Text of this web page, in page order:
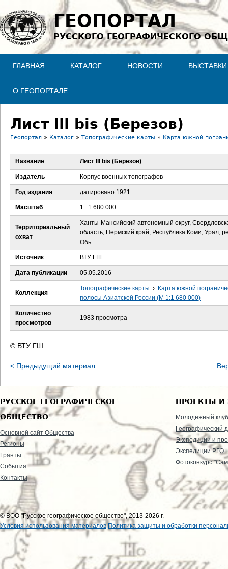
Jump to navigation
ГЕОПОРТАЛ
РУССКОГО ГЕОГРАФИЧЕСКОГО
ГЛАВНАЯ КАТАЛОГ НОВОСТИ ВЫСТАВКИ
О ГЕОПОРТАЛЕ
Лист III bis (Березов)
В
ы
д
е
с
ь
Геопортал » Каталог » Топографические карты » Карта южной
Название Лист III bis (Березов)
Издатель Корпус военных топографов
Год издания датировано 1921
Масштаб 1 : 1 680 000
Территориальный
охват
Ханты-Мансийский автономный округ,
область, Пермский край, Республика Коми, Урал,
Обь
Источник ВТУ ГШ
Дата публикации 05.05.2016
Коллекция
Топографические карты › Карта южной
полосы Азиатской России (М 1:1 680 000)
Количество
просмотров
1983 просмотра
© ВТУ ГШ
< Предыдущий материал
РУССКОЕ ГЕОГРАФИЧЕСКОЕ
ОБЩЕСТВО
Основной сайт Общества
Регионы
Гранты
События
Контакты
ПРОЕКТЫ И
Молодежный клуб
Географический
Экспедиции и
Экспедиции РГО
Фотоконкурс
© ВОО "Русское географическое общество", 2013-2026 г.
Условия использования материалов Политика защиты и обработки